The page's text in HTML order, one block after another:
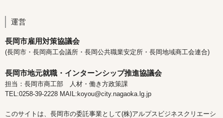
運営
長岡市雇用対策協議会
(長岡市・長岡商工会議所・長岡公共職業安定所・長岡地域商工会連合)
長岡市地元就職・インターンシップ推進協議会
担当：長岡市商工部 人材・働き方政策課
TEL:0258-39-2228 MAIL:koyou@city.nagaoka.lg.jp
このサイトは、長岡市の委託事業として(株)アルプスビジネスクリエーシ